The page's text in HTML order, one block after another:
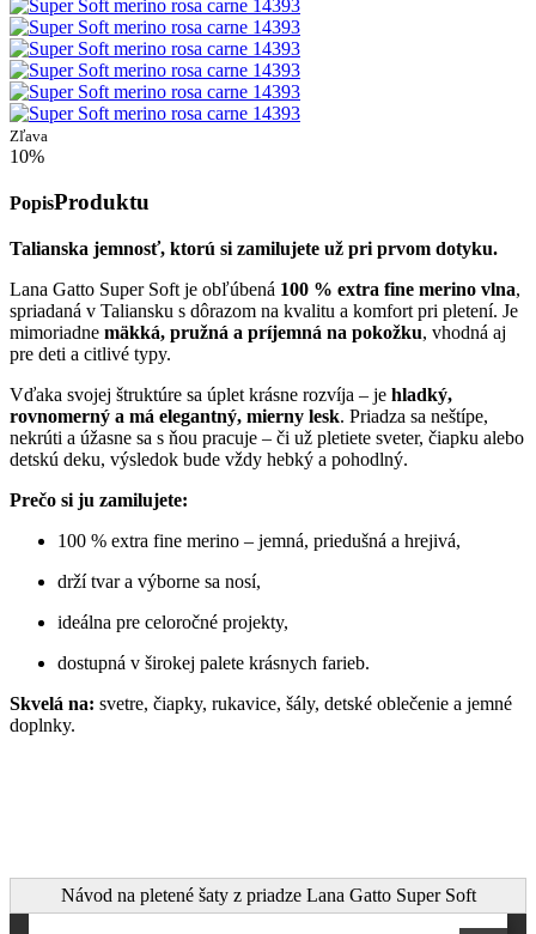
Zľava
10%
PopisProduktu
Talianska jemnosť, ktorú si zamilujete už pri prvom dotyku.
Lana Gatto Super Soft je obľúbená 100 % extra fine merino vlna,
spriadaná v Taliansku s dôrazom na kvalitu a komfort pri pletení. Je
mimoriadne mäkká, pružná a príjemná na pokožku, vhodná aj
pre deti a citlivé typy.
Vďaka svojej štruktúre sa úplet krásne rozvíja – je hladký,
rovnomerný a má elegantný, mierny lesk. Priadza sa neštípe,
nekrúti a úžasne sa s ňou pracuje – či už pletiete sveter, čiapku alebo
detskú deku, výsledok bude vždy hebký a pohodlný.
Prečo si ju zamilujete:
100 % extra fine merino – jemná, priedušná a hrejivá,
drží tvar a výborne sa nosí,
ideálna pre celoročné projekty,
dostupná v širokej palete krásnych farieb.
Skvelá na: svetre, čiapky, rukavice, šály, detské oblečenie a jemné
doplnky.
Návod na pletené šaty z priadze Lana Gatto Super Soft